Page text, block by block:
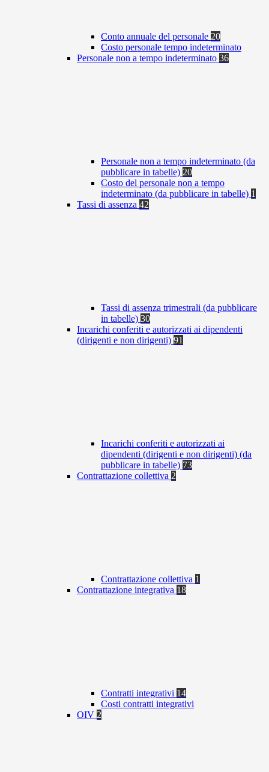
Conto annuale del personale 20
Costo personale tempo indeterminato
Personale non a tempo indeterminato 36
Personale non a tempo indeterminato (da
pubblicare in tabelle) 20
Costo del personale non a tempo
indeterminato (da pubblicare in tabelle) 1
Tassi di assenza 42
Tassi di assenza trimestrali (da pubblicare
in tabelle) 30
Incarichi conferiti e autorizzati ai dipendenti
(dirigenti e non dirigenti) 91
Incarichi conferiti e autorizzati ai
dipendenti (dirigenti e non dirigenti) (da
pubblicare in tabelle) 73
Contrattazione collettiva 2
Contrattazione collettiva 1
Contrattazione integrativa 18
Contratti integrativi 14
Costi contratti integrativi
OIV 2